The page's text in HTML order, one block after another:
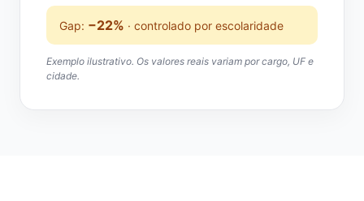
Gap: −22% · controlado por escolaridade
Exemplo ilustrativo. Os valores reais variam por cargo, UF e
cidade.